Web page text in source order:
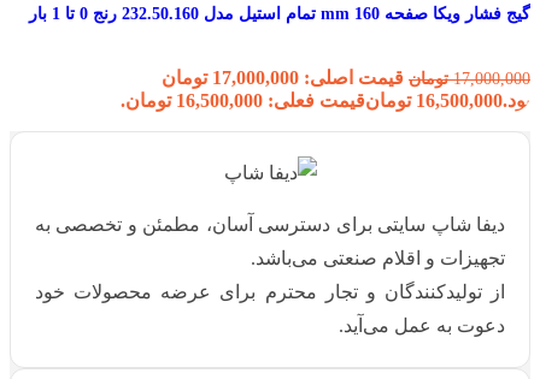
گیج فشار ویکا صفحه 160 mm تمام استیل مدل 232.50.160 رنج 0 تا 1 بار
17,000,000 تومان
قیمت اصلی: 17,000,000 تومان
بود.16,500,000 تومانقیمت فعلی: 16,500,000 تومان.
دیفا شاپ سایتی برای دسترسی آسان، مطمئن و تخصصی به
تجهیزات و اقلام صنعتی می‌باشد.
از تولیدکنندگان و تجار محترم برای عرضه محصولات خود
دعوت به عمل می‌آید.